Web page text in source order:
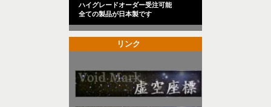
ハイグレードオーダー受注可能
全ての製品が日本製です
リンク